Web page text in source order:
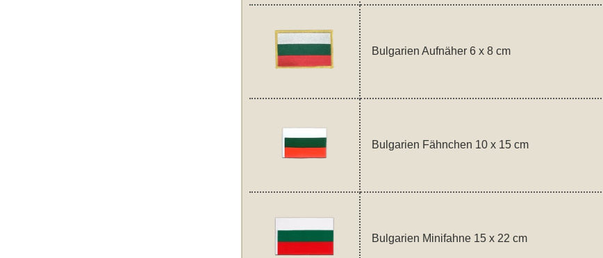
Bulgarien Aufnäher 6 x 8 cm
Bulgarien Fähnchen 10 x 15 cm
Bulgarien Minifahne 15 x 22 cm